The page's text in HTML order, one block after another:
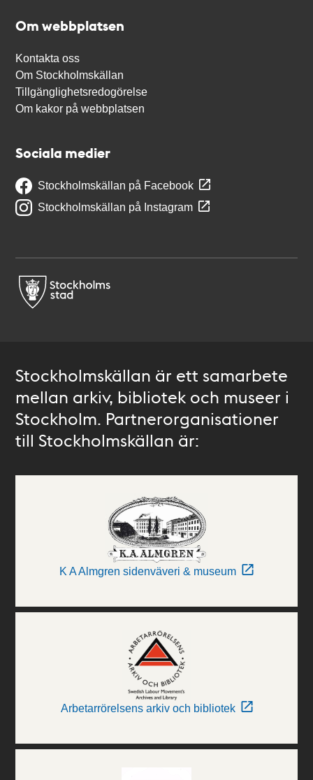
Om webbplatsen
Kontakta oss
Om Stockholmskällan
Tillgänglighetsredogörelse
Om kakor på webbplatsen
Sociala medier
Stockholmskällan på Facebook
Stockholmskällan på Instagram
Stockholmskällan är ett samarbete
mellan arkiv, bibliotek och museer i
Stockholm. Partnerorganisationer
till Stockholmskällan är:
K A Almgren sidenväveri & museum
Arbetarrörelsens arkiv och bibliotek